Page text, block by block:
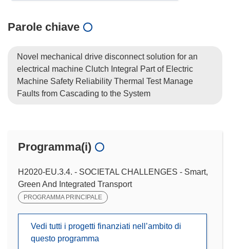
Parole chiave
Novel mechanical drive disconnect solution for an
electrical machine Clutch Integral Part of Electric
Machine Safety Reliability Thermal Test Manage
Faults from Cascading to the System
Programma(i)
H2020-EU.3.4. - SOCIETAL CHALLENGES - Smart,
Green And Integrated Transport
PROGRAMMA PRINCIPALE
Vedi tutti i progetti finanziati nell’ambito di
questo programma